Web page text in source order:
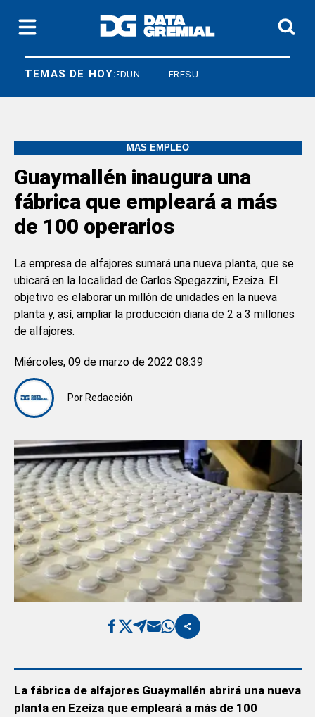
TEMAS DE HOY:
CNEA FEDUN FRESU
MÁS EMPLEO
Guaymallén inaugura una
fábrica que empleará a más
de 100 operarios
La empresa de alfajores sumará una nueva planta, que se
ubicará en la localidad de Carlos Spegazzini, Ezeiza. El
objetivo es elaborar un millón de unidades en la nueva
planta y, así, ampliar la producción diaria de 2 a 3 millones
de alfajores.
Por Redacción
Miércoles, 09 de marzo de 2022 08:39
La fábrica de alfajores Guaymallén abrirá una nueva
planta en Ezeiza que empleará a más de 100